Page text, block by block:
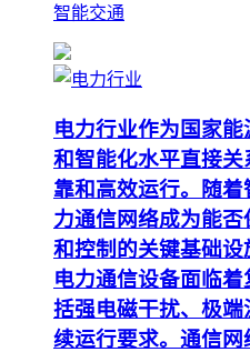
智能交通
电力行业作为国家
和智能化水平直接
靠和高效运行。随
力通信网络成为能
和控制的关键基础设
电力通信设备面临
括强电磁干扰、极
续运行要求。通信